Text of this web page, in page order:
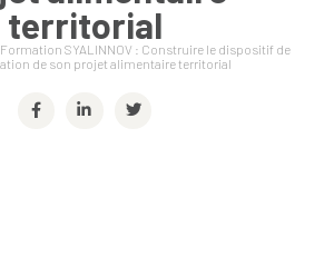
territorial
Formation SYALINNOV : Construire le dispositif de
de son projet alimentaire territorial